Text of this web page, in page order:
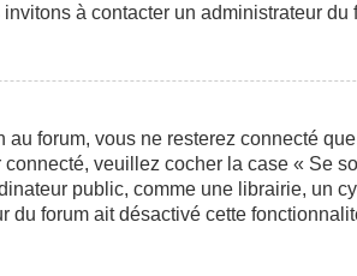
à contacter un administrateur du
forum, vous ne resterez connecté
veuillez cocher la case « Se
public, comme une librairie, un
du forum ait désactivé cette